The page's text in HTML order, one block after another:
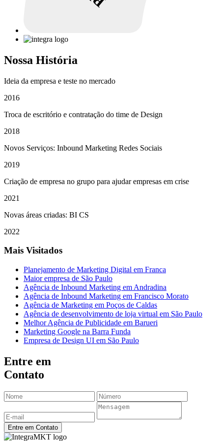
Nossa História
Ideia da empresa e teste no mercado
2016
Troca de escritório e contratação do time de Design
2018
Novos Serviços: Inbound Marketing Redes Sociais
2019
Criação de empresa no grupo para ajudar empresas em crise
2021
Novas áreas criadas: BI CS
2022
Mais Visitados
Planejamento de Marketing Digital em Franca
Maior empresa de São Paulo
Agência de Inbound Marketing em Andradina
Agência de Inbound Marketing em Francisco Morato
Agência de Marketing em Poços de Caldas
Agência de desenvolvimento de loja virtual em São Paulo
Melhor Agência de Publicidade em Barueri
Marketing Google na Barra Funda
Empresa de Design UI em São Paulo
Entre em
Contato
Entre em Contato